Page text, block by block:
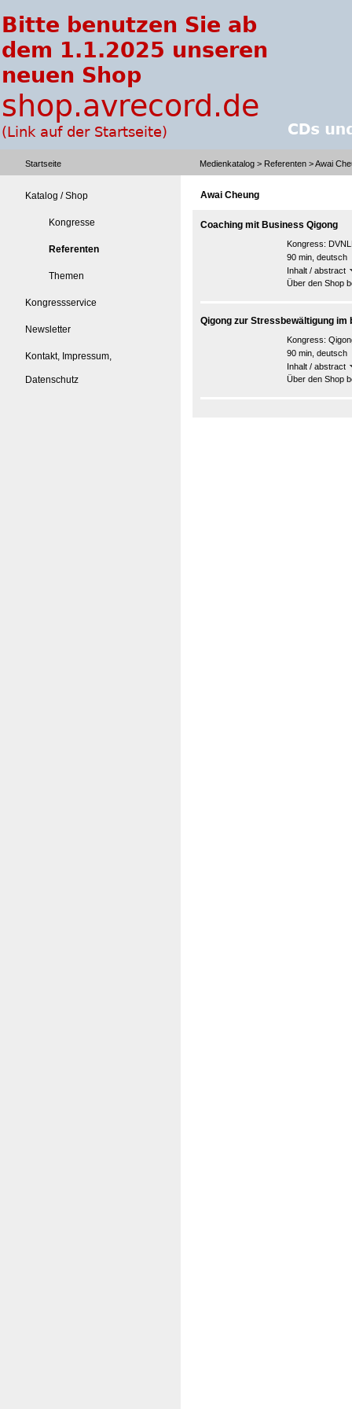
Startseite Medienkatalog > Referenten > Awai
Katalog / Shop
Kongresse
Referenten
Themen
Kongressservice
Newsletter
Kontakt, Impressum,
Datenschutz
Awai Cheung
Coaching mit Business Qigong
Kongress:
90 min, deutsch
Inhalt / abstract
Über den Shop
Qigong zur Stressbewältigung
Kongress:
90 min, deutsch
Inhalt / abstract
Über den Shop